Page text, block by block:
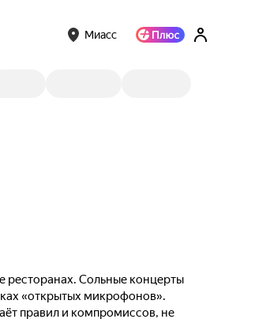
Миасс
ресторанах. Сольные концерты
«открытых микрофонов».
правил и компромиссов, не